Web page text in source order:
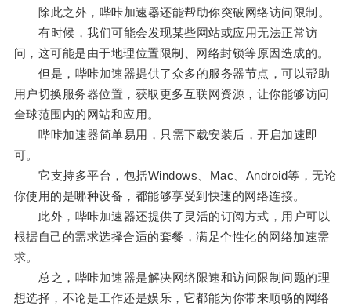
除此之外，哔咔加速器还能帮助你突破网络访问限制。
有时候，我们可能会发现某些网站或应用无法正常访
问，这可能是由于地理位置限制、网络封锁等原因造成的。
但是，哔咔加速器提供了众多的服务器节点，可以帮助
用户切换服务器位置，获取更多互联网资源，让你能够访问
全球范围内的网站和应用。
哔咔加速器简单易用，只需下载安装后，开启加速即
可。
它支持多平台，包括Windows、Mac、Android等，无论
你使用的是哪种设备，都能够享受到快速的网络连接。
此外，哔咔加速器还提供了灵活的订阅方式，用户可以
根据自己的需求选择合适的套餐，满足个性化的网络加速需
求。
总之，哔咔加速器是解决网络限速和访问限制问题的理
想选择，不论是工作还是娱乐，它都能为你带来顺畅的网络